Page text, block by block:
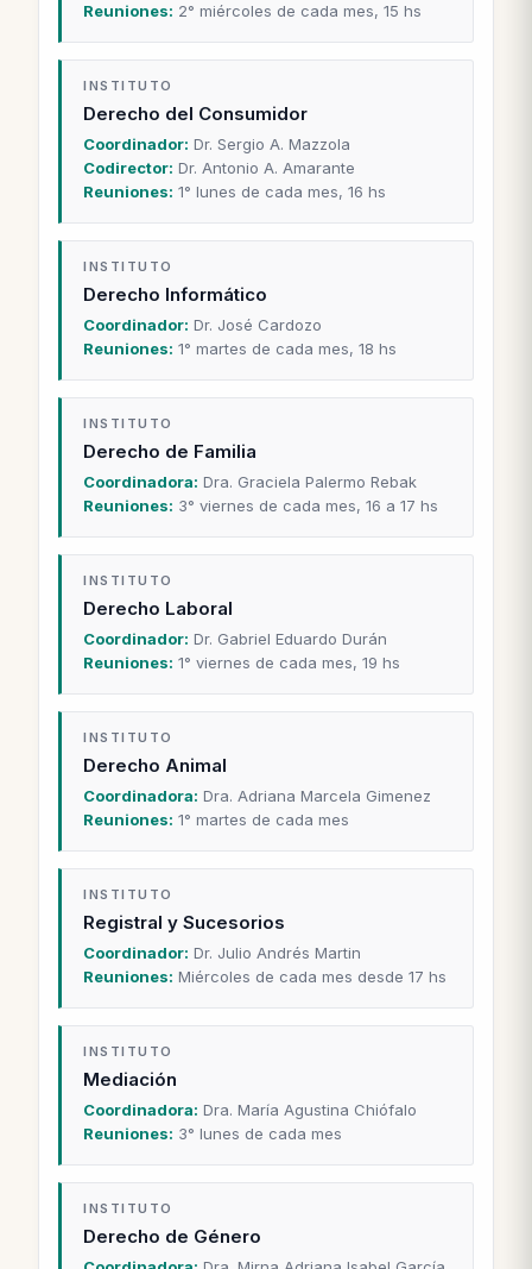
Reuniones: 2° miércoles de cada mes, 15 hs
INSTITUTO
Derecho del Consumidor
Coordinador: Dr. Sergio A. Mazzola
Codirector: Dr. Antonio A. Amarante
Reuniones: 1° lunes de cada mes, 16 hs
INSTITUTO
Derecho Informático
Coordinador: Dr. José Cardozo
Reuniones: 1° martes de cada mes, 18 hs
INSTITUTO
Derecho de Familia
Coordinadora: Dra. Graciela Palermo Rebak
Reuniones: 3° viernes de cada mes, 16 a 17 hs
INSTITUTO
Derecho Laboral
Coordinador: Dr. Gabriel Eduardo Durán
Reuniones: 1° viernes de cada mes, 19 hs
INSTITUTO
Derecho Animal
Coordinadora: Dra. Adriana Marcela Gimenez
Reuniones: 1° martes de cada mes
INSTITUTO
Registral y Sucesorios
Coordinador: Dr. Julio Andrés Martin
Reuniones: Miércoles de cada mes desde 17 hs
INSTITUTO
Mediación
Coordinadora: Dra. María Agustina Chiófalo
Reuniones: 3° lunes de cada mes
INSTITUTO
Derecho de Género